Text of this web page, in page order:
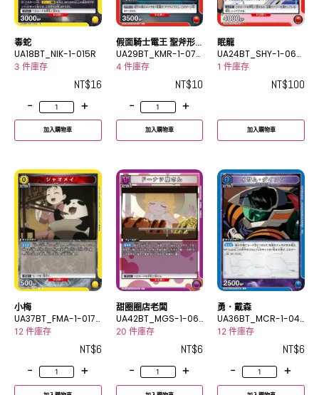
毒蛇
UA18BT_NIK-1-015R
3 件庫存
NT$16
-
+
加入購物車
假面騎士電王 聖斧形
態
UA29BT_KMR-1-074
U
4 件庫存
NT$10
-
+
加入購物車
眠龍
UA24BT_SHY-1-064
SR
1 件庫存
NT$100
加入購物車
小梅
UA37BT_FMA-1-017
C
12 件庫存
NT$6
-
+
甜圈圈店老闆
UA42BT_MGS-1-06
2C
20 件庫存
NT$6
-
+
勇．戴森
UA36BT_MCR-1-04
0C
12 件庫存
NT$6
-
+